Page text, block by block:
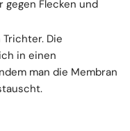
Flecken und
Die
in einen
man die Membran